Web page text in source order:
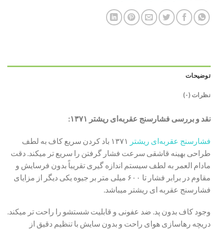
توضیحات
نظرات (۰)
نقد و بررسی فشارسنج عقربه‌ای ریشتر ۱۳۷۱:
فشارسنج عقربه‌ای ریشتر
۱۳۷۱ باد کردن سریع کاف به لطف
طراحی بهینه قاشقی سرعت فشار گرفتن را سریع تر میکند. دقت
مادام العمر به لطف سیستم اندازه گیری تقریباً بدون فرسایش و
مقاوم در برابر فشار تا ۶۰۰ میلی متر بر جیوه یکی دیگر از مزایای
فشارسنج عقربه ای ریشتر میباشد.
وجود کاف بدون پد. ضد عفونی و قابلیت شستشو را راحت تر میکند.
دریچه رهاسازی هوای راحت و بدون سایش با تنظیم دقیق از